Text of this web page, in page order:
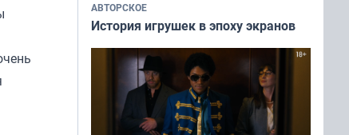
АВТОРСКОЕ
История игрушек в эпоху экранов